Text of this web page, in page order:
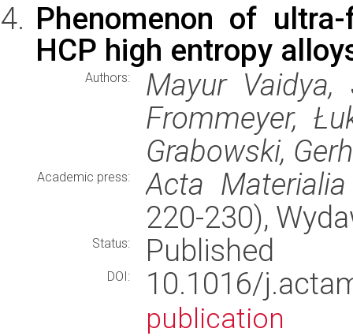
Phenomenon of
HCP high entropy
Authors:
Mayur Vaidya,
Frommeyer,
Grabowski,
Academic press: Acta Materialia
220-230),
Status: Published
DOI: 10.1016/
publication